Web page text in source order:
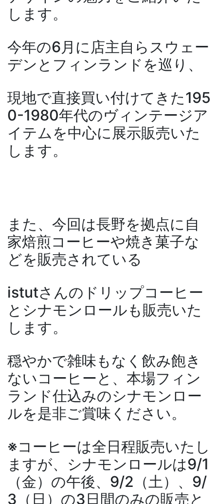
します。
今年の6月に店主自らスウェー
デンとフィンランドを巡り、
現地で直接買い付けてきた195
0-1980年代のヴィンテージア
イテムを中心に展示販売いた
します。
また、今回は長野を拠点に自
家焙煎コーヒーや焼き菓子な
どを販売されている
istutさんのドリップコーヒー
とシナモンロールも販売いた
します。
穏やかで雑味もなく飲み飽き
ないコーヒーと、本場フィン
ランド仕込みのシナモンロー
ルを是非ご賞味ください。
※コーヒーは全日程販売いたし
ますが、シナモンロールは9/1
（金）の午後、9/2（土）、9/
3（日）の3日間のみの販売と